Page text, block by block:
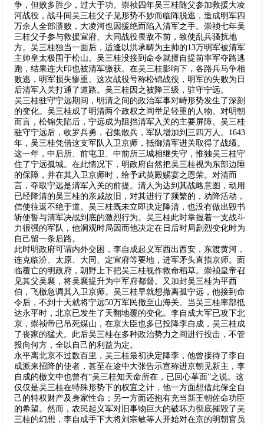
争，但败多胜少，过大于功。崇祯四年吴三桂随父参加救援大凌
河战役，战斗间吴三桂父子见形势不妙而临阵脱逃，造成明军四
万余人全部溃败，大凌河也因援绝而陷入清军之手。崇祯七年吴
三桂父子参与救援宣府、大同战役畏敌不前，致使乱兵骚扰地
方。吴三桂独当一面后，适逢以洪承畴为主帅的13万明军被清军
主帅皇太极围于松山。吴三桂没接到命令就擅自提前率军夺路逃
跑，结果连大印也被清军缴获。在吴三桂影响下，各路兵马争相
败逃，明军损失惨重。这次战役号称松锦战役，明军的失败为日
后清军入关打通了道路。吴三桂因之被降三级，驻守宁远。
吴三桂驻守宁远期间，明清之间的政治军事对峙形势发生了深刻
的变化。吴三桂成了明清两个政权之间举足轻重的人物。对明朝
而言，松锦失陷后，宁远成为阻挡清军入关的主要屏障。吴三桂
驻守宁远后，收罗兵勇，召集散兵，军队增加到三四万人。1643
年，吴三桂凭借这支军队入卫京师，抵御清军进关取得了战绩。
这一年，中后所、前屯卫、中前所三城相继失守，惟独吴三桂守
住了宁远孤城。在此情况下，明政府自然把吴三桂视为东部边陲
的保障，并在其入卫京师时，给予武英殿赐宴之恩荣。对清而
言，夺取宁远是清军入关的前提。清人为达到其战略意图，动用
已经降清的吴三桂的亲戚故旧，对其进行了频繁的，劝降活动，
信使往返不绝于道。吴三桂既未立即决定降清，也没有做出毁书
斩使誓与清军决战到底的激烈行为。吴三桂此时掌握着一支战斗
力很强的军队，他洞观时局因而他决定在日后时局剧烈变化时为
自己留一条后路。
此时明政府可谓内外交困，李自成起义军西出西安，东渡黄河，
连克临汾、太原、大同、定宣府等要地，进军矛头直指京师。面
临覆亡的明政府，朝野上下把吴三桂视作救命稻草。崇祯皇帝召
见其父吴襄，将吴襄提升为中军府都督。又加封吴三桂为平西
伯，飞檄急调其入卫京师。吴三桂早就想撤离孤宁远，他接到命
令后，不到十天就将宁远50万军民撤至山海关。当吴三桂率部抵
达永平时，北京已发生了天翻地覆的变化。李自成大军已攻下北
京，崇祯帝已吊死煤山，在京大臣也多已投降李自成，吴三桂成
了丧家的猛犬。此后吴三桂在多种政治势力之间进行投击，不管
投向何方，全以自己的利益为定。
永平离北京不过数百里，吴三桂最初决定降李，他曾接待了李自
成派来招降的使者，甚至在途中大张告示宣称进京朝见新主，李
自成的檄文中也曾有“吴三桂知天命所在，已回心革面”之说。这
仅仅是吴三桂在特殊形势下的权宜之计，他一方面想借此保全自
己的特权财产及身家性命；另一方面还抱有充当新王朝佐命功臣
的希望。然而，农民起义军对旧事物巨大的破坏力彻底摧毁了吴
三桂的幻想，李自成手下大将刘宗敏等人开始对在京的明朝官员